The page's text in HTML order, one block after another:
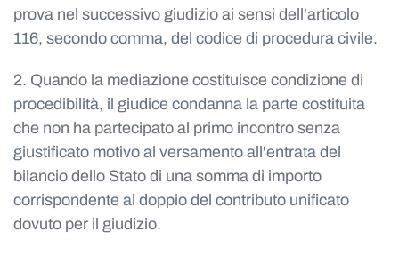
prova nel successivo giudizio ai sensi dell'articolo
116, secondo comma, del codice di procedura civile.
2. Quando la mediazione costituisce condizione di
procedibilità, il giudice condanna la parte costituita
che non ha partecipato al primo incontro senza
giustificato motivo al versamento all'entrata del
bilancio dello Stato di una somma di importo
corrispondente al doppio del contributo unificato
dovuto per il giudizio.